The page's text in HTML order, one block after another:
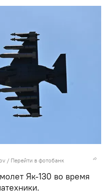
/ Перейти в фотобанк
Як-130 во время